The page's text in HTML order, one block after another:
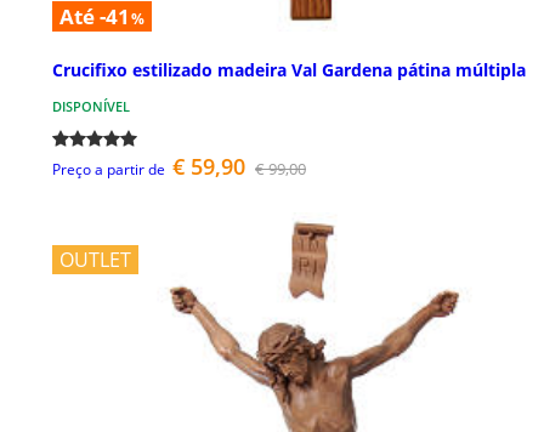
Até -41 %
Crucifixo estilizado madeira Val Gardena pátina múltipla
DISPONÍVEL
Preço a partir de € 59,90 € 99,00
OUTLET